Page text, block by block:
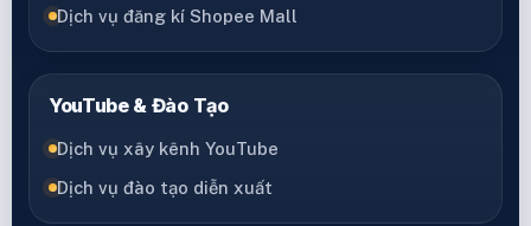
Dịch vụ đăng kí Shopee Mall
YouTube & Đào Tạo
Dịch vụ xây kênh YouTube
Dịch vụ đào tạo diễn xuất